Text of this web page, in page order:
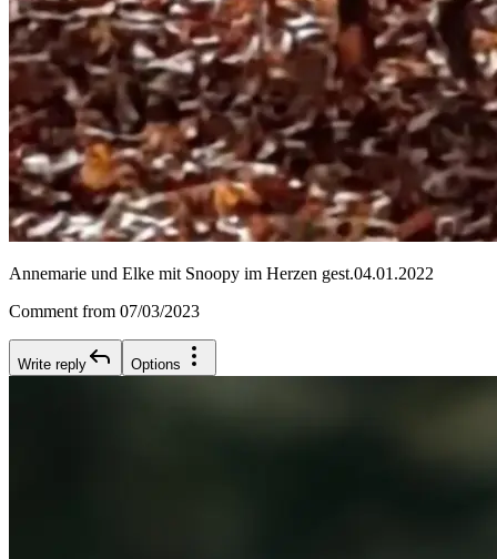
Annemarie und Elke mit Snoopy im Herzen gest.04.01.2022
Comment from 07/03/2023
Write reply Options